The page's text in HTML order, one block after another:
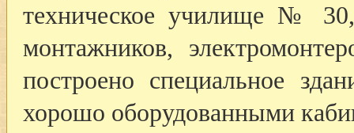
техническое училище № 30,
монтажников,
построено специальное
хорошо оборудованными